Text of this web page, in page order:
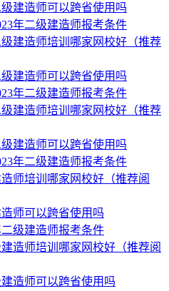
建造师可以跨省使用吗
年二级建造师报考条件
建造师培训哪家网校好（推荐
建造师可以跨省使用吗
年二级建造师报考条件
建造师培训哪家网校好（推荐
建造师可以跨省使用吗
年二级建造师报考条件
师培训哪家网校好（推荐阅
师可以跨省使用吗
级建造师报考条件
造师培训哪家网校好（推荐阅
造师可以跨省使用吗